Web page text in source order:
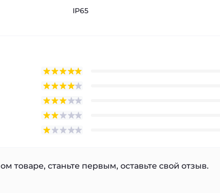
IP65
товаре, станьте первым, оставьте свой отзыв.